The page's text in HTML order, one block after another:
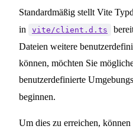
Standardmäßig stellt Vite
in vite/client.d.ts
Dateien weitere
können, möchten Sie
benutzerdefinierte
beginnen.
Um dies zu erreichen, können